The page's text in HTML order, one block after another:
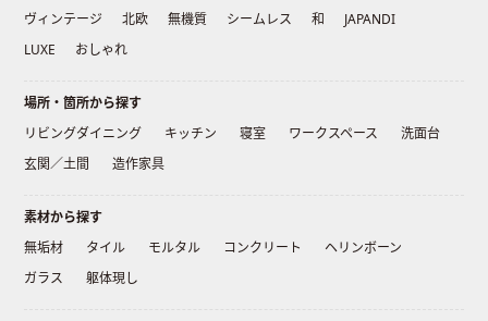
ヴィンテージ
北欧 無機質 シームレス 和
JAPANDI
LUXE
おしゃれ
場所・箇所から探す
リビングダイニング
キッチン 寝室 ワークスペース
洗面台
玄関／土間
造作家具
素材から探す
無垢材
タイル モルタル コンクリート
ヘリンボーン
ガラス
躯体現し